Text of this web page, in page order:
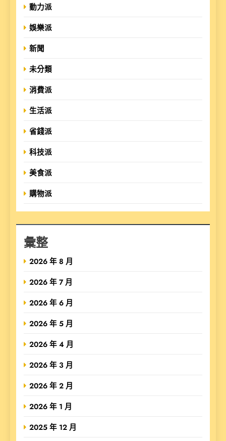
動力派
娛樂派
新聞
未分類
消費派
生活派
省錢派
科技派
美食派
購物派
彙整
2026 年 8 月
2026 年 7 月
2026 年 6 月
2026 年 5 月
2026 年 4 月
2026 年 3 月
2026 年 2 月
2026 年 1 月
2025 年 12 月